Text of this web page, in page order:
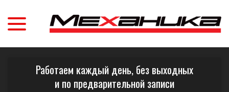
Работаем каждый день, без выходных
и по предварительной записи